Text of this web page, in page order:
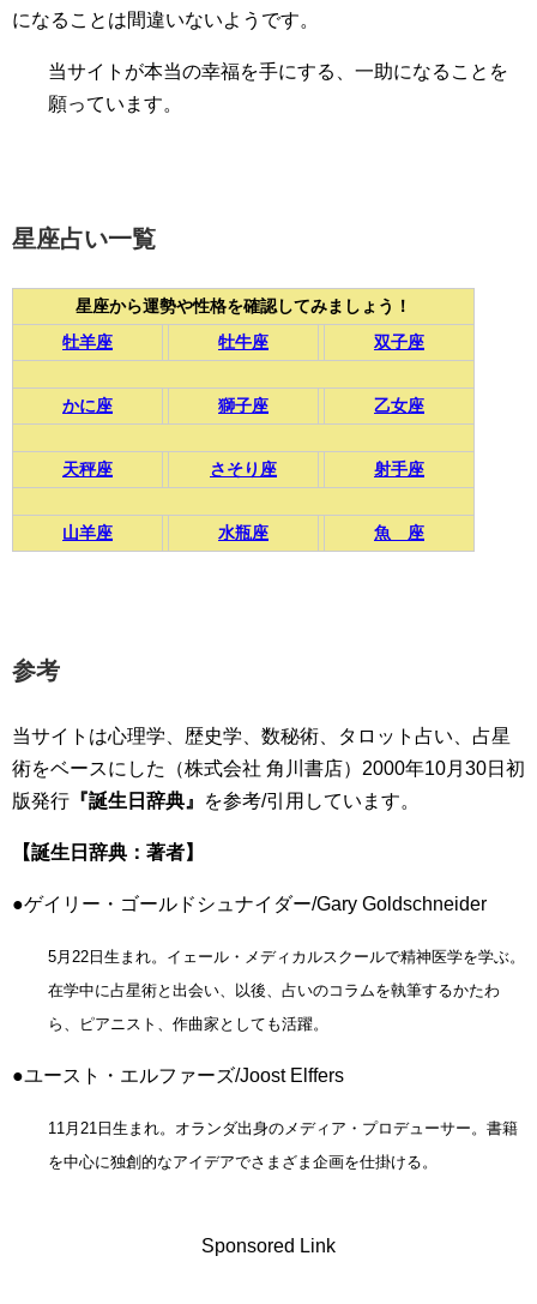
になることは間違いないようです。
当サイトが本当の幸福を手にする、一助になることを
願っています。
星座占い一覧
星座から運勢や性格を確認してみましょう！
牡羊座
牡牛座 双子座
かに座 獅子座 乙女座
天秤座 さそり座 射手座
山羊座 水瓶座 魚 座
参考
当サイトは心理学、歴史学、数秘術、タロット占い、占星
術をベースにした（株式会社 角川書店）2000年10月30日初
版発行 『誕生日辞典』 を参考/引用しています。
【誕生日辞典：著者】
●ゲイリー・ゴールドシュナイダー/Gary Goldschneider
5月22日生まれ。イェール・メディカルスクールで精神医学を学ぶ。
在学中に占星術と出会い、以後、占いのコラムを執筆するかたわ
ら、ピアニスト、作曲家としても活躍。
●ユースト・エルファーズ/Joost Elffers
11月21日生まれ。オランダ出身のメディア・プロデューサー。書籍
を中心に独創的なアイデアでさまざま企画を仕掛ける。
Sponsored Link